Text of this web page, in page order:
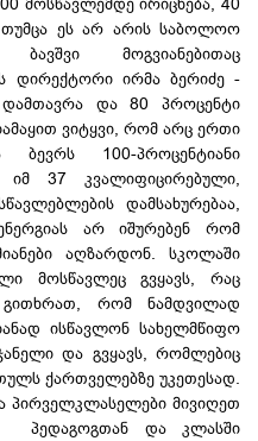
ეს არ არის საბოლოო
მოგვიანებითაც
დირექტორი ირმა ბერიძე -
და 80 პროცენტი
ვიტყვი, რომ არც ერთი
100-პროცენტიანი
იმ 37 კვალიფიცირებული,
დამსახურებაა,
არ იშურებენ რომ
აღზარდონ. სკოლაში
მოსწავლეც გვყავს, რაც
რომ ნამდვილად
ისწავლონ სახელმწიფო
და გვყავს, რომლებიც
ქართველებზე უკეთესად.
პირველკლასელები მივიღეთ
პედაგოგთან და კლასში